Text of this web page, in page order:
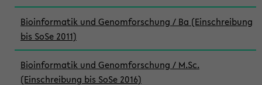
Bioinformatik und Genomforschung / Ba (Einschreibung
bis SoSe 2011)
Bioinformatik und Genomforschung / M.Sc.
(Einschreibung bis SoSe 2016)